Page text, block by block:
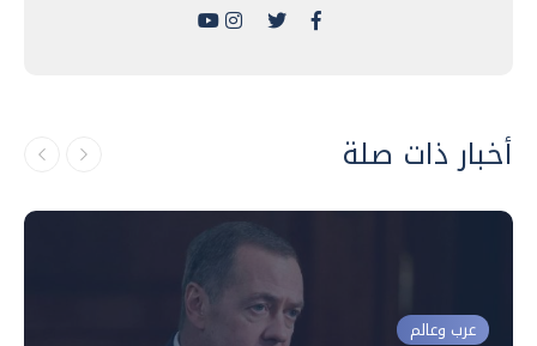
أخبار ذات صلة
عرب وعالم